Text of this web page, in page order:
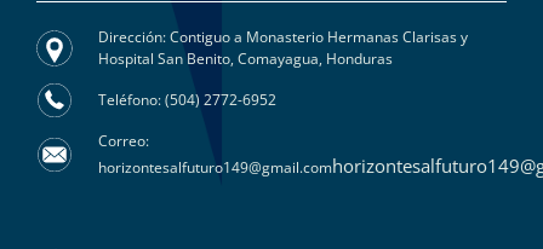
Dirección: Contiguo a Monasterio Hermanas Clarisas y
Hospital San Benito, Comayagua, Honduras
Teléfono: (504) 2772-6952
Correo:
horizontesalfuturo149@gmail.com